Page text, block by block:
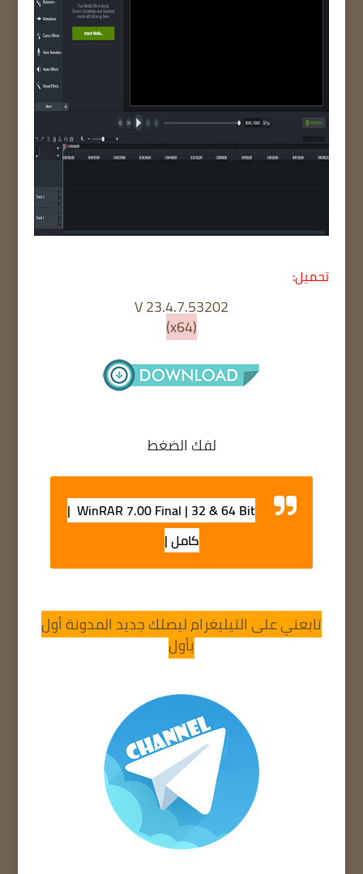
تحميل:
V 23.4.7.53202
(x64)
لفك الضغط
WinRAR 7.00 Final | 32 & 64 Bit |
كامل |
تابعني على التيليغرام ليصلك جديد المدونة أول
بأول